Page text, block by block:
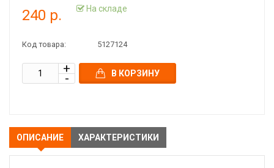
240 р. На складе
Код товара: 5127124
В КОРЗИНУ
ОПИСАНИЕ ХАРАКТЕРИСТИКИ